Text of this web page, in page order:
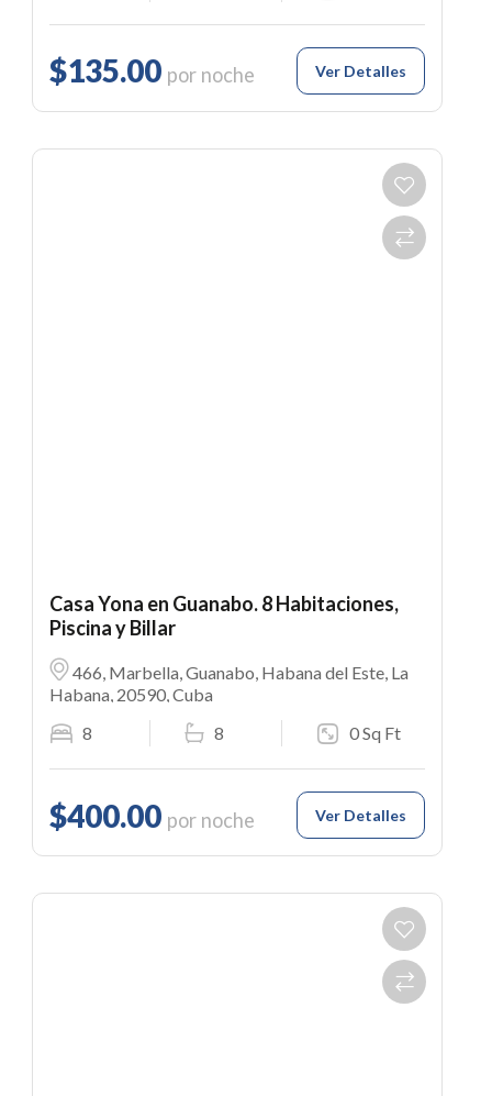
$135.00 por noche Ver Detalles
Casa Yona en Guanabo. 8 Habitaciones,
Piscina y Billar
466, Marbella, Guanabo, Habana del Este, La
Habana, 20590, Cuba
8
8 0 Sq Ft
$400.00 por noche Ver Detalles